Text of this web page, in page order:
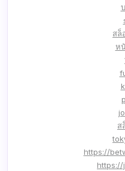
สล็
ห
ส
https://
https://